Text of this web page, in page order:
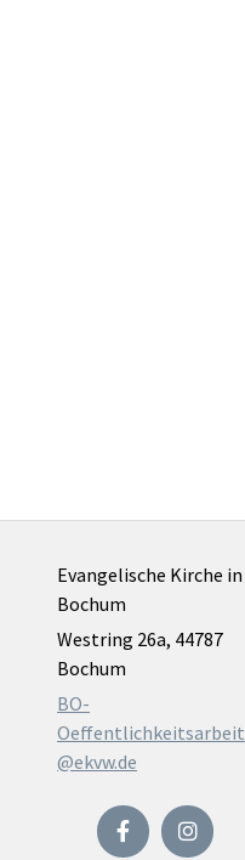
Evangelische Kirche in
Bochum
Westring 26a, 44787
Bochum
BO-
Oeffentlichkeitsarbeit
@ekvw.de